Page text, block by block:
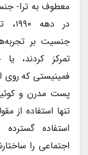
معطوف به ترا-
در
جنسیت بر
تمرکز کردند،
فمینیستی که روی
پست مدرن و
تنها استفاده از
استفاده